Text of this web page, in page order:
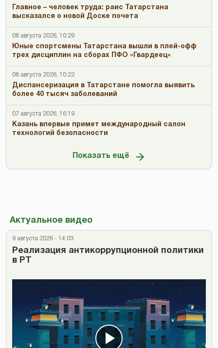
Главное – человек труда: раис Татарстана
высказался о новой Доске почета
08 августа 2026, 10:29
Юные спортсмены Татарстана вышли в плей-офф
трех дисциплин на сборах ПФО «Гвардеец»
08 августа 2026, 10:22
Диспансеризация в Татарстане помогла выявить
более 40 тысяч заболеваний
07 августа 2026, 16:19
Казань впервые примет международный салон
технологий безопасности
Показать ещё
Актуальное видео
9 августа 2026 - 14:03
Реализация антикоррупционной политики
в РТ